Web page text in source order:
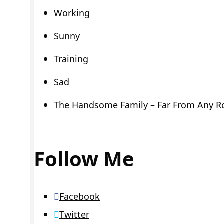
Working
Sunny
Training
Sad
The Handsome Family – Far From Any
Follow Me
Facebook
Twitter